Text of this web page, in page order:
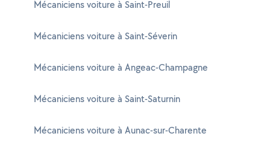
Mécaniciens voiture à Saint-Preuil
Mécaniciens voiture à Saint-Séverin
Mécaniciens voiture à Angeac-Champagne
Mécaniciens voiture à Saint-Saturnin
Mécaniciens voiture à Aunac-sur-Charente